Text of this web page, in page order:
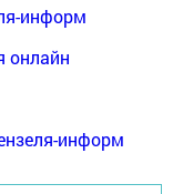
информ
онлайн
информ